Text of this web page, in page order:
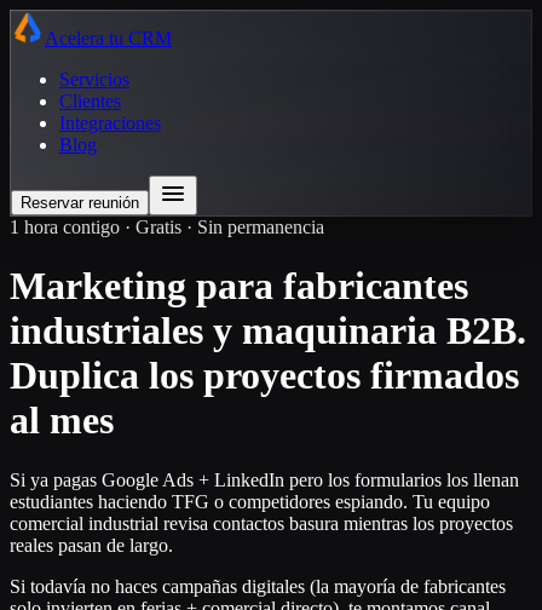
Acelera tu CRM
Servicios
Clientes
Integraciones
Blog
Reservar reunión
1 hora contigo · Gratis · Sin permanencia
Marketing para fabricantes
industriales y maquinaria B2B.
Duplica los proyectos firmados
al mes
Si ya pagas Google Ads + LinkedIn pero los formularios los llenan
estudiantes haciendo TFG o competidores espiando. Tu equipo
comercial industrial revisa contactos basura mientras los proyectos
reales pasan de largo.
Si todavía no haces campañas digitales (la mayoría de fabricantes